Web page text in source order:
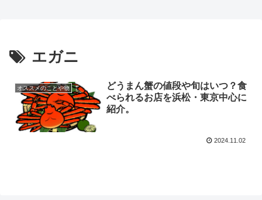
エガニ
オススメのことや物
どうまん蟹の値段や旬はいつ？食
べられるお店を浜松・東京中心に
紹介。
2024.11.02